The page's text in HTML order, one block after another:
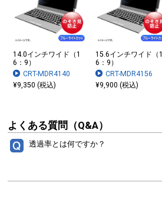
14.0インチワイド（1
6：9）
CRT-MDR4140
¥9,350 (税込)
15.6インチワイド（1
6：9）
CRT-MDR4156
¥9,900 (税込)
よくある質問（Q&A）
透過率とは何ですか？